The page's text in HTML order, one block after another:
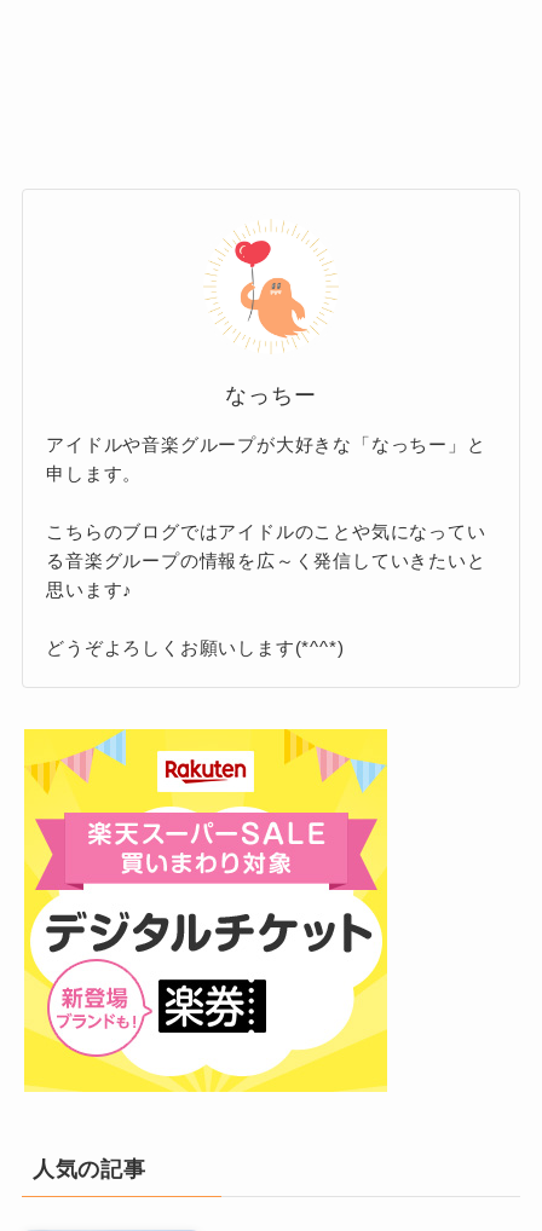
ね！
2022年10月に同棲していることも報じられ、交
際は順調に進んでいたそうです。
結婚する前からデートや愛犬の散歩などで2人の
目撃情報もありましたが、特に隠すこともなく
堂々としていたとのことでした。
最初から結婚を見据えての交際だったようです
ね。
経歴
R-指定さんと結婚した江藤菜摘さんは元保育士
で俳優、グラビアアイドルという珍しい経歴を
持っています。
1992年6月24日生まれ、東京都出身です。
2018年6月、『週刊SPAミスグラビアン魂オーデ
グラビアアイドル、タレントとして活動しつ
突然の報告を受けた相方のDJ松永さんは、よう
やく納得したうえで、過去にも結婚については2
人でやりとりをしていたことを明かしました。
そして「おめでとうございます！ R-指定さん！
菜摘さん！ ご結婚おめでとうございます！」と
2人の結婚を祝福しました。
が、入籍後しばらくは周囲にも報告せず
黙っていたとのことです。
これを聞いたDJ松永は驚き「俺は既婚者と仕事
してたの？既婚者とFNS歌謡祭出てたの？」な
どと当時を振り返っていました。
入籍してもしばらく黙っているなんて、常識に
とらわれないR-指定さんらしいエピソードです
ね。
なっちー
アイドルや音楽グループが大好きな「なっちー」と
申します。
こちらのブログではアイドルのことや気になってい
る音楽グループの情報を広～く発信していきたいと
思います♪
どうぞよろしくお願いします(*^^*)
人気の記事